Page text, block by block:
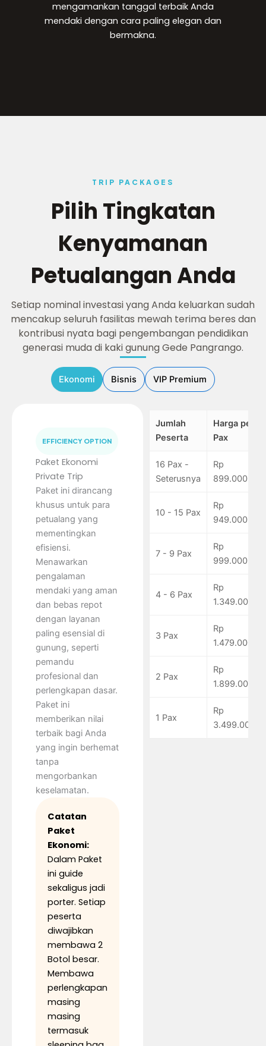
mengamankan tanggal terbaik Anda
mendaki dengan cara paling elegan dan
bermakna.
TRIP PACKAGES
Pilih Tingkatan
Kenyamanan
Petualangan Anda
Setiap nominal investasi yang Anda keluarkan sudah
mencakup seluruh fasilitas mewah terima beres dan
kontribusi nyata bagi pengembangan pendidikan
generasi muda di kaki gunung Gede Pangrango.
Ekonomi Bisnis VIP Premium
EFFICIENCY OPTION
Paket Ekonomi
Private Trip
Paket ini dirancang
khusus untuk para
petualang yang
mementingkan
efisiensi.
Menawarkan
pengalaman
mendaki yang aman
dan bebas repot
dengan layanan
paling esensial di
gunung, seperti
pemandu
profesional dan
perlengkapan dasar.
Paket ini
memberikan nilai
terbaik bagi Anda
yang ingin berhemat
tanpa
mengorbankan
keselamatan.
Catatan
Paket
Ekonomi:
Dalam Paket
ini guide
sekaligus jadi
porter. Setiap
peserta
diwajibkan
membawa 2
Botol besar.
Membawa
perlengkapan
masing
masing
termasuk
Jumlah
Peserta
Harga per
Pax
16 Pax -
Seterusnya
Rp
899.000
10 - 15 Pax
Rp
949.000
7 - 9 Pax
Rp
999.000
4 - 6 Pax
Rp
1.349.000
3 Pax
Rp
1.479.000
2 Pax
Rp
1.899.000
1 Pax
Rp
3.499.000